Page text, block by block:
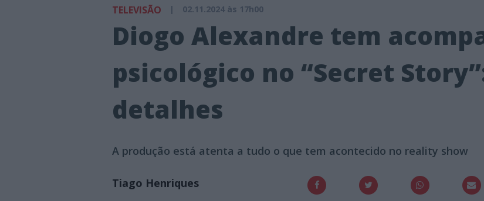
TELEVISÃO | 02.11.2024 às 17h00
Diogo Alexandre tem
psicológico no “Secret
detalhes
A produção está atenta a tudo o que tem acontecido no reality show
Tiago Henriques